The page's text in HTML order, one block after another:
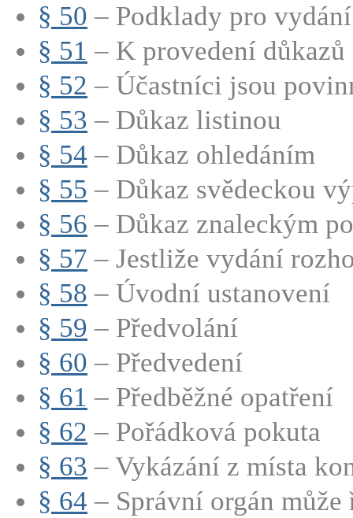
§ 50 – Podklady pro
§ 51 – K provedení
§ 52 – Účastníci jsou
§ 53 – Důkaz listinou
§ 54 – Důkaz ohledáním
§ 55 – Důkaz svědeckou
§ 56 – Důkaz znaleckým
§ 57 – Jestliže vydání
§ 58 – Úvodní ustanovení
§ 59 – Předvolání
§ 60 – Předvedení
§ 61 – Předběžné opatření
§ 62 – Pořádková pokuta
§ 63 – Vykázání z místa
§ 64 – Správní orgán